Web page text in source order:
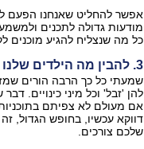
אפשר להחליט שאנחנו הפעם
מודעות גדולה לתכנים
כל מה שנצליח להגיע מוכנים
3. להבין מה הילדים שלנו צורכים
שמעתי כל כך הרבה הורים
להן 'זבל' וכל מיני כינויים.
אם מעולם לא צפיתם
דווקא עכשיו, בחופש הגדול,
שלכם צורכים.